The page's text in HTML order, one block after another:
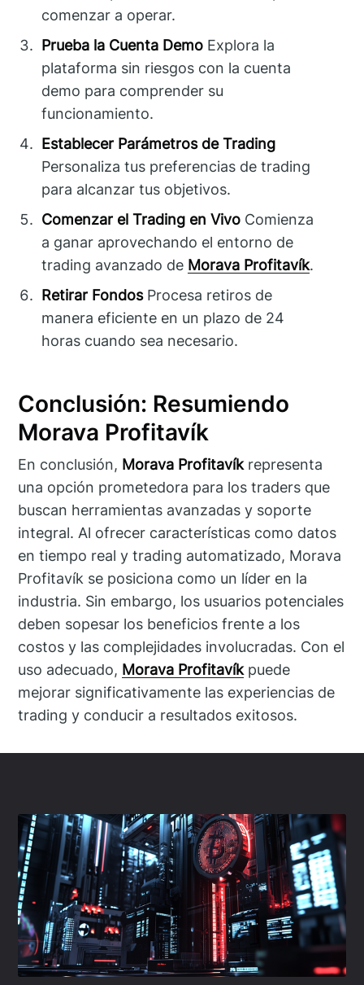
comenzar a operar.
Prueba la Cuenta Demo Explora la
plataforma sin riesgos con la cuenta
demo para comprender su
funcionamiento.
Establecer Parámetros de Trading
Personaliza tus preferencias de trading
para alcanzar tus objetivos.
Comenzar el Trading en Vivo Comienza
a ganar aprovechando el entorno de
trading avanzado de Morava Profitavík.
Retirar FondosProcesa retiros de
manera eficiente en un plazo de 24
horas cuando sea necesario.
Conclusión: Resumiendo
Morava Profitavík
En conclusión, Morava Profitavíkrepresenta
una opción prometedora para los traders que
buscan herramientas avanzadas y soporte
integral. Al ofrecer características como datos
en tiempo real y trading automatizado, Morava
Profitavík se posiciona como un líder en la
industria. Sin embargo, los usuarios potenciales
deben sopesar los beneficios frente a los
costos y las complejidades involucradas. Con el
uso adecuado, Morava Profitavíkpuede
mejorar significativamente las experiencias de
trading y conducir a resultados exitosos.